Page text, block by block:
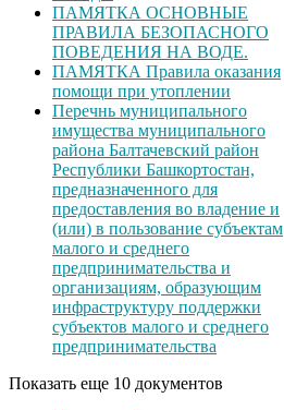
ПАМЯТКА ОСНОВНЫЕ
ПРАВИЛА БЕЗОПАСНОГО
ПОВЕДЕНИЯ НА ВОДЕ.
ПАМЯТКА Правила оказания
помощи при утоплении
Перечнь муниципального
имущества муниципального
района Балтачевский район
Республики Башкортостан,
предназначенного для
предоставления во владение и
(или) в пользование субъектам
малого и среднего
предпринимательства и
организациям, образующим
инфраструктуру поддержки
субъектов малого и среднего
предпринимательства
Показать еще 10 документов